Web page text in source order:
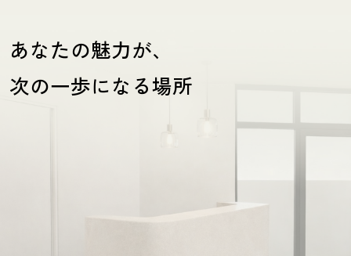
あなたの魅力が、
次の一歩になる場所